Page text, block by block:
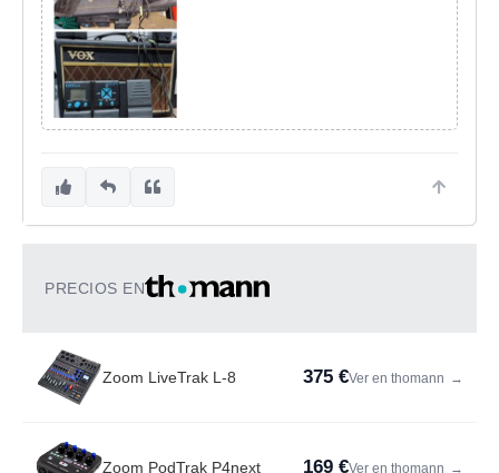
PRECIOS EN
Zoom LiveTrak L-8 375 €Ver en thomann →
Zoom PodTrak P4next 169 €Ver en thomann →